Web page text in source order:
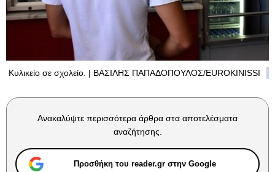
Κυλικείο σε σχολείο. | ΒΑΣΙΛΗΣ ΠΑΠΑΔΟΠΟΥΛΟΣ/EUROKINISSI
Ανακαλύψτε περισσότερα άρθρα στα αποτελέσματα
αναζήτησης.
Προσθήκη του reader.gr στην Google